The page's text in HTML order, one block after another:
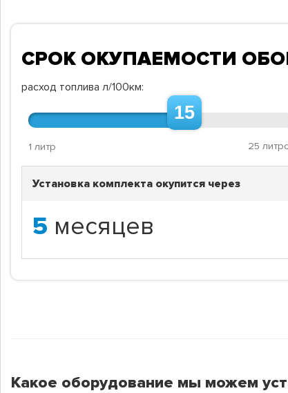
СРОК ОКУПАЕМОСТИ
расход топлива л/100км:
15
1 литр 25
Установка комплекта окупится через
5 месяцев
Какое оборудование мы можем